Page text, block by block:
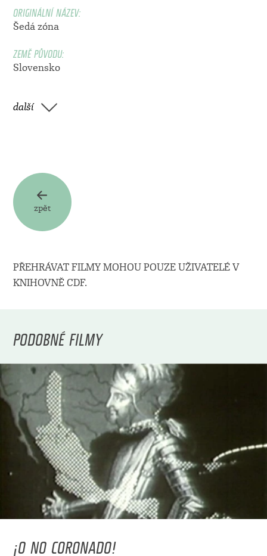
ORIGINÁLNÍ NÁZEV:
Šedá zóna
ZEMĚ PŮVODU:
Slovensko
další
zpět
PŘEHRÁVAT FILMY MOHOU POUZE UŽIVATELÉ V
KNIHOVNĚ CDF.
PODOBNÉ FILMY
¡O NO CORONADO!